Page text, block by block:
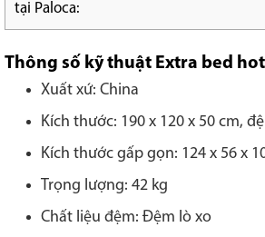
tại Paloca:
Thông số kỹ thuật Extra bed
Xuất xứ: China
Kích thước: 190 x 120 x 50 cm,
Kích thước gấp gọn: 124 x 56 x
Trọng lượng: 42 kg
Chất liệu đệm: Đệm lò xo